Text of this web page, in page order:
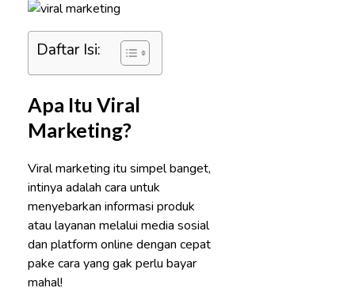
Daftar Isi:
Apa Itu Viral
Marketing?
Viral marketing itu simpel banget,
intinya adalah cara untuk
menyebarkan informasi produk
atau layanan melalui media sosial
dan platform online dengan cepat
pake cara yang gak perlu bayar
mahal!